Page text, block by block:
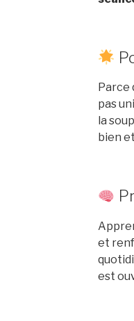
Parce
pas
la
bien
et
est